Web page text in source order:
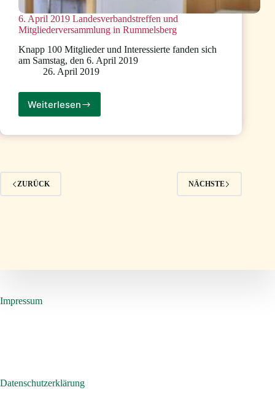
6. April 2019 Landesverbandstreffen und
Mitgliederversammlung in Rummelsberg
Knapp 100 Mitglieder und Interessierte fanden sich
am Samstag, den 6. April 2019
26. April 2019
Weiterlesen
6.
2019
ZURÜCK NÄCHSTE
Impressum
Datenschutzerklärung